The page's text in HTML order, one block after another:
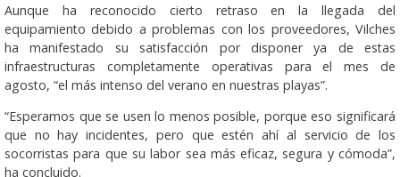
Aunque ha reconocido cierto retraso en la llegada del
equipamiento debido a problemas con los proveedores, Vilches
ha manifestado su satisfacción por disponer ya de estas
infraestructuras completamente operativas para el mes de
agosto, “el más intenso del verano en nuestras playas”.
“Esperamos que se usen lo menos posible, porque eso significará
que no hay incidentes, pero que estén ahí al servicio de los
socorristas para que su labor sea más eficaz, segura y cómoda”,
ha concluido.